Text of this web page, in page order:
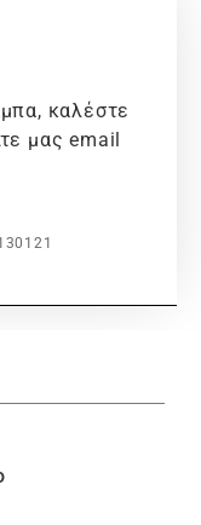
καλέστε
μας email